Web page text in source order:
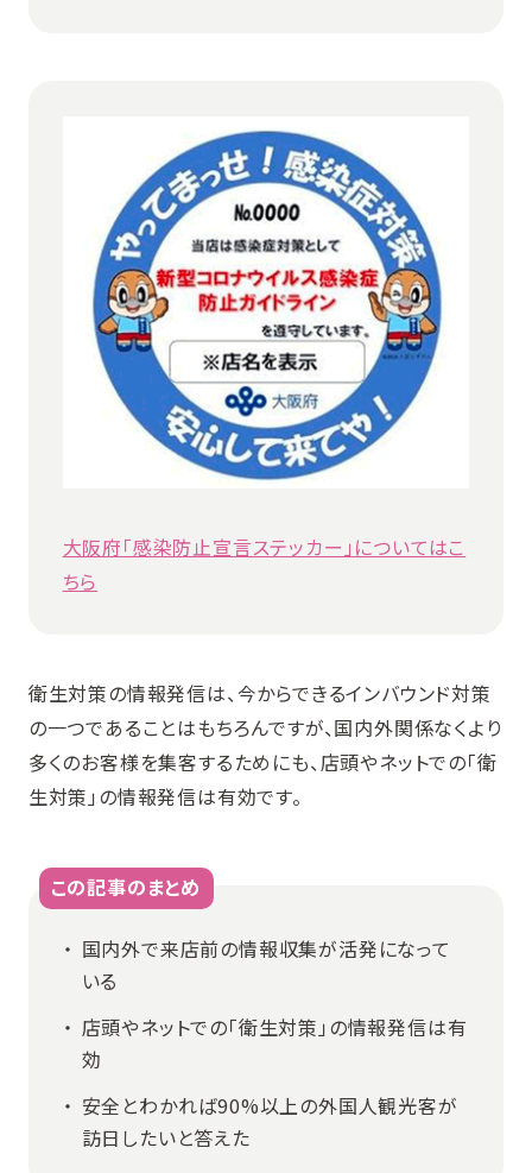
大阪府「感染防止宣言ステッカー」についてはこ
ちら
衛生対策の情報発信は、今からできるインバウンド対策
の一つであることはもちろんですが、国内外関係なくより
多くのお客様を集客するためにも、店頭やネットでの「衛
生対策」の情報発信は有効です。
この記事のまとめ
国内外で来店前の情報収集が活発になって
いる
店頭やネットでの「衛生対策」の情報発信は有
効
安全とわかれば90%以上の外国人観光客が
訪日したいと答えた